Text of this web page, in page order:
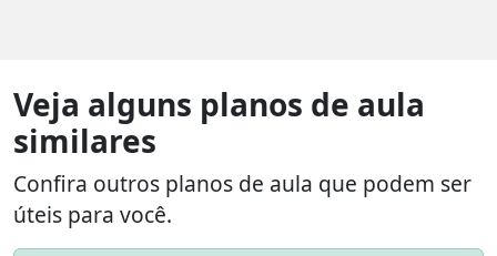
Veja alguns planos de aula
similares
Confira outros planos de aula que podem ser
úteis para você.